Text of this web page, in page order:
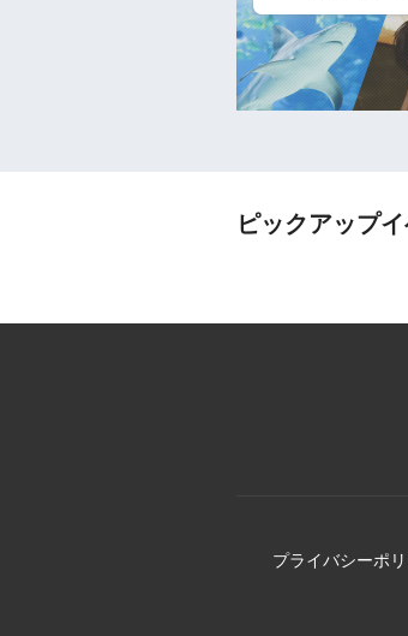
ピックアップイ
プライバシーポ